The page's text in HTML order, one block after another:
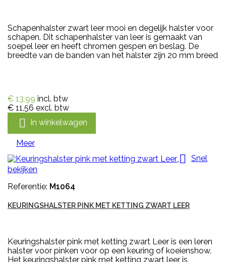
Schapenhalster zwart leer mooi en degelijk halster voor
schapen. Dit schapenhalster van leer is gemaakt van
soepel leer en heeft chromen gespen en beslag. De
breedte van de banden van het halster zijn 20 mm breed
€ 13,99 incl. btw
€ 11,56 excl. btw
 In winkelwagen
Meer
 Snel
bekijken
Referentie: M1064
KEURINGSHALSTER PINK MET KETTING ZWART LEER
Keuringshalster pink met ketting zwart Leer is een leren
halster voor pinken voor op een keuring of koeienshow.
Het keuringshalster pink met ketting zwart leer is